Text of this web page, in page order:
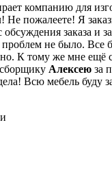
компанию для
Не пожалеете! Я
заказа и
не было. Все
К тому же мне ещё
Алексею за
Всю мебель буду